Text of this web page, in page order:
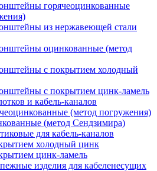
горячеоцинкованные
из нержавеющей стали
оцинкованные (метод
с покрытием холодный
с покрытием цинк-ламель
и кабель-каналов
(метод погружения)
(метод Сендзимира)
для кабель-каналов
холодный цинк
цинк-ламель
изделия для кабеленесущих